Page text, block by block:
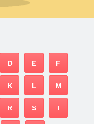
D E F
K L M
R S T